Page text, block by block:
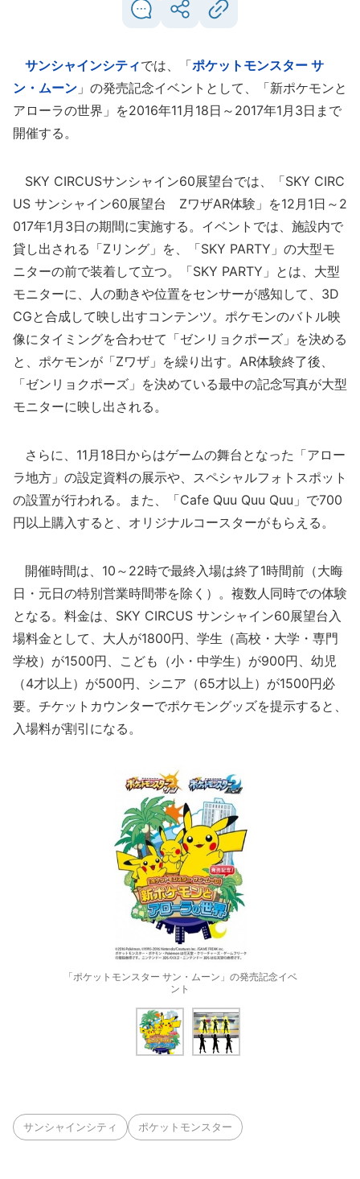
サンシャインシティでは、「ポケットモンスター サ
ン・ムーン 」の発売記念イベントとして、「新ポケモンと
アローラの世界」を2016年11月18日～2017年1月3日まで
開催する。
SKY CIRCUSサンシャイン60展望台では、「SKY CIRC
US サンシャイン60展望台 ZワザAR体験」を12月1日～2
017年1月3日の期間に実施する。イベントでは、施設内で
貸し出される「Zリング」を、「SKY PARTY」の大型モ
ニターの前で装着して立つ。「SKY PARTY」とは、大型
モニターに、人の動きや位置をセンサーが感知して、3D
CGと合成して映し出すコンテンツ。ポケモンのバトル映
像にタイミングを合わせて「ゼンリョクポーズ」を決める
と、ポケモンが「Zワザ」を繰り出す。AR体験終了後、
「ゼンリョクポーズ」を決めている最中の記念写真が大型
モニターに映し出される。
さらに、11月18日からはゲームの舞台となった「アロー
ラ地方」の設定資料の展示や、スペシャルフォトスポット
の設置が行われる。また、「Cafe Quu Quu Quu」で700
円以上購入すると、オリジナルコースターがもらえる。
開催時間は、10～22時で最終入場は終了1時間前（大晦
日・元日の特別営業時間帯を除く）。複数人同時での体験
となる。料金は、SKY CIRCUS サンシャイン60展望台入
場料金として、大人が1800円、学生（高校・大学・専門
学校）が1500円、こども（小・中学生）が900円、幼児
（4才以上）が500円、シニア（65才以上）が1500円必
要。チケットカウンターでポケモングッズを提示すると、
入場料が割引になる。
「ポケットモンスター サン・ムーン」の発売記念イベ
ント
サンシャインシティ ポケットモンスター